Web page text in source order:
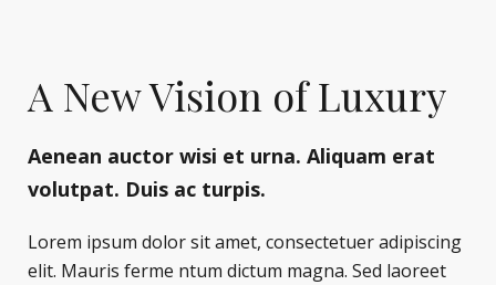
A New Vision of Luxury
Aenean auctor wisi et urna. Aliquam erat
volutpat. Duis ac turpis.
Lorem ipsum dolor sit amet, consectetuer adipiscing
elit. Mauris ferme ntum dictum magna. Sed laoreet